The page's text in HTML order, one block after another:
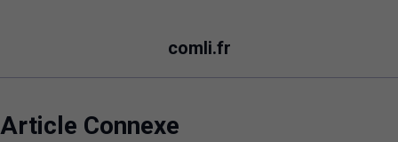
comli.fr
Article Connexe